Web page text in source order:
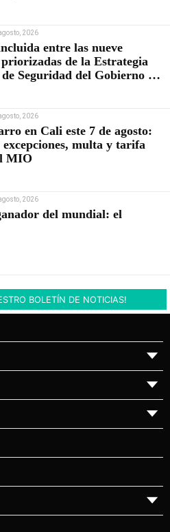
2026
entre las nueve
de la Estrategia
Seguridad del Gobierno de
2026
en Cali este 7 de agosto:
multa y tarifa
MIO
2026
del mundial: el
BOLETÍN DE NOTICIAS!
▼
▼
▼
▼